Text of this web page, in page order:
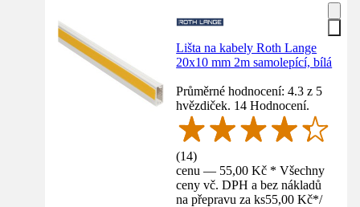
Lišta na kabely Roth Lange
20x10 mm 2m samolepící, bílá
Průměrné hodnocení: 4.3 z 5
hvězdiček. 14 Hodnocení.
(14)
cenu — 55,00 Kč * Všechny
ceny vč. DPH a bez nákladů
na přepravu za ks55,00 Kč*/